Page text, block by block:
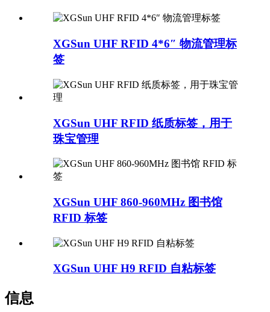
XGSun UHF RFID 4*6″ 物流管理标
签
XGSun UHF RFID 纸质标签，用于
珠宝管理
XGSun UHF 860-960MHz 图书馆
RFID 标签
XGSun UHF H9 RFID 自粘标签
信息